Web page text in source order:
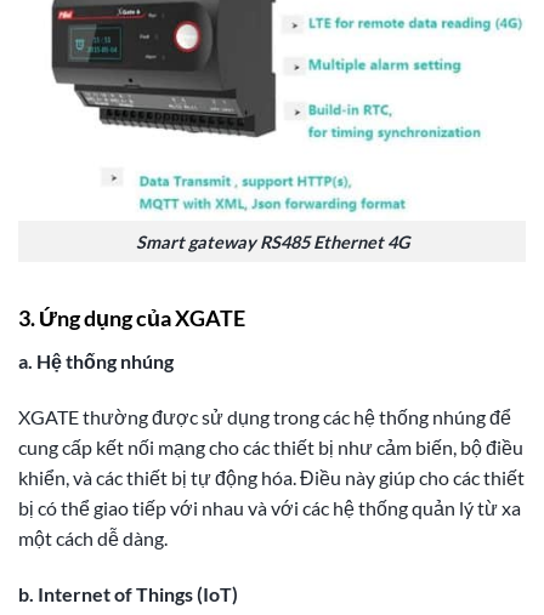
Smart gateway RS485 Ethernet 4G
3. Ứng dụng của XGATE
a. Hệ thống nhúng
XGATE thường được sử dụng trong các hệ thống nhúng để
cung cấp kết nối mạng cho các thiết bị như cảm biến, bộ điều
khiển, và các thiết bị tự động hóa. Điều này giúp cho các thiết
bị có thể giao tiếp với nhau và với các hệ thống quản lý từ xa
một cách dễ dàng.
b. Internet of Things (IoT)